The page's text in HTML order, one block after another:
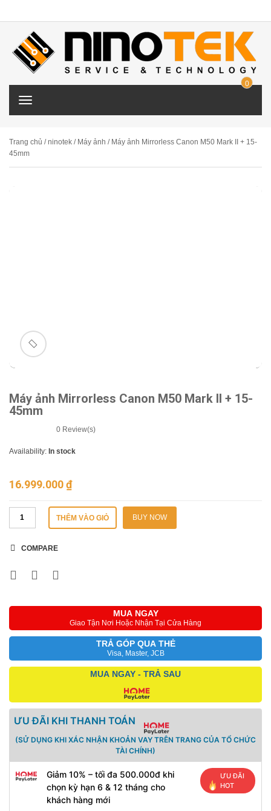
T
l
e
n
0
Trang chủ /ninotek / Máy ảnh / Máy ảnh Mirrorless Canon M50 Mark II + 15-
45mm
🔍
Máy ảnh Mirrorless Canon M50 Mark II + 15-
45mm
0 Review(s)
Availability: In stock
16.999.000₫
THÊM VÀO GIỎ BUY NOW
COMPARE
MUA NGAY
Giao Tận Nơi Hoặc Nhận Tại Cửa Hàng
TRẢ GÓP QUA THẺ
Visa, Master, JCB
MUA NGAY - TRẢ SAU
ƯU ĐÃI KHI THANH TOÁN
(SỬ DỤNG KHI XÁC NHẬN KHOẢN VAY TRÊN TRANG CỦA TỔ CHỨC
TÀI CHÍNH)
Giảm 10% – tối đa 500.000đ khi
chọn kỳ hạn 6 & 12 tháng cho
khách hàng mới
ƯU ĐÃI
HOT